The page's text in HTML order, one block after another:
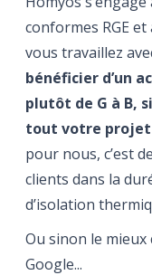
conformes RGE
vous travaillez
bénéficier d’un
plutôt de G à B,
tout votre
pour nous, c’est
clients dans la
d’isolation
Ou sinon le
Google...